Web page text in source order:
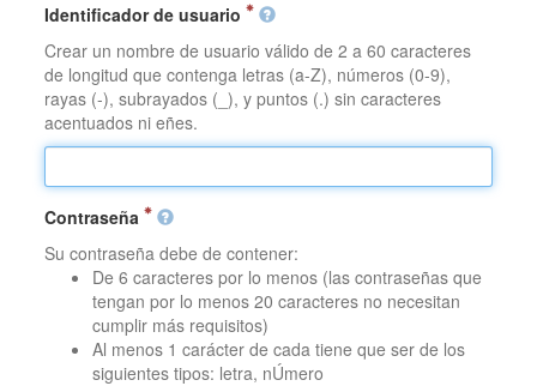
Identificador de usuario
Crear un nombre de usuario válido de 2 a 60 caracteres
de longitud que contenga letras (a-Z), números (0-9),
rayas (-), subrayados (_), y puntos (.) sin caracteres
acentuados ni eñes.
Contraseña
Su contraseña debe de contener:
De 6 caracteres por lo menos (las contraseñas que
tengan por lo menos 20 caracteres no necesitan
cumplir más requisitos)
Al menos 1 carácter de cada tiene que ser de los
siguientes tipos: letra, nÚmero